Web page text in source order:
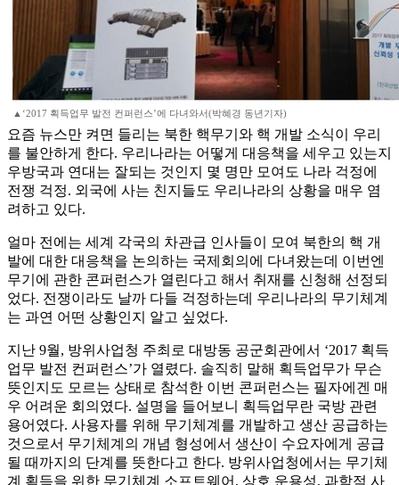
▲‘2017 획득업무 발전 컨퍼런스’에 다녀와서(박혜경 동년기자)
요즘 뉴스만 켜면 들리는 북한 핵무기와 핵 개발 소식이 우리
를 불안하게 한다. 우리나라는 어떻게 대응책을 세우고 있는지
우방국과 연대는 잘되는 것인지 몇 명만 모여도 나라 걱정에
전쟁 걱정. 외국에 사는 친지들도 우리나라의 상황을 매우 염
려하고 있다.
얼마 전에는 세계 각국의 차관급 인사들이 모여 북한의 핵 개
발에 대한 대응책을 논의하는 국제회의에 다녀왔는데 이번엔
무기에 관한 콘퍼런스가 열린다고 해서 취재를 신청해 선정되
었다. 전쟁이라도 날까 다들 걱정하는데 우리나라의 무기체계
는 과연 어떤 상황인지 알고 싶었다.
지난 9월, 방위사업청 주최로 대방동 공군회관에서 ‘2017 획득
업무 발전 컨퍼런스’가 열렸다. 솔직히 말해 획득업무가 무슨
뜻인지도 모르는 상태로 참석한 이번 콘퍼런스는 필자에겐 매
우 어려운 회의였다. 설명을 들어보니 획득업무란 국방 관련
용어였다. 사용자를 위해 무기체계를 개발하고 생산 공급하는
것으로서 무기체계의 개념 형성에서 생산이 수요자에게 공급
될 때까지의 단계를 뜻한다고 한다. 방위사업청에서는 무기체
계 획득을 위한 무기체계 소프트웨어, 상호 운용성, 과학적 사